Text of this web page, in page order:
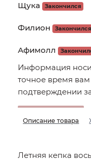
Щука
Закончился
Филион Закончился
Афимолл
Информация
точное время
подтверждении
Описание товара
Летняя кепка